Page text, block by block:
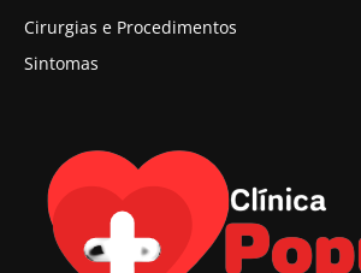
Cirurgias e Procedimentos
Sintomas